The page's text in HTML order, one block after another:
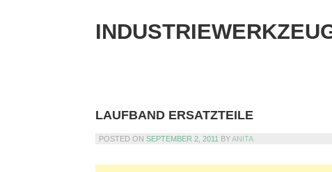
LAUFBAND ERSATZTEILE
POSTED ON SEPTEMBER 2, 2011 BYANITA